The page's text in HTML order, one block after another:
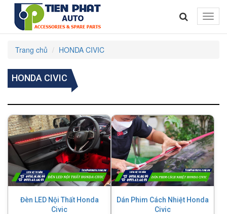
Toggle
Trang chủ HONDA CIVIC
HONDA CIVIC
Đèn LED Nội Thất Honda
Civic
Dán Phim Cách Nhiệt Honda
Civic